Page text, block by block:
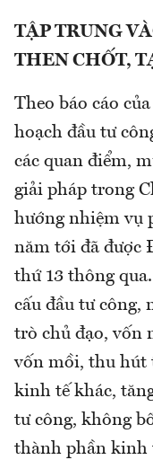
TẬP TRUNG
THEN CHỐT,
Theo báo cáo
hoạch đầu tư
các quan điểm,
giải pháp trong
hướng nhiệm vụ
năm tới đã được
thứ 13 thông
cấu đầu tư công,
trò chủ đạo, vốn
vốn mồi, thu hút
kinh tế khác,
tư công, không
thành phần kinh